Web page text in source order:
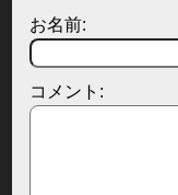
お名前:
コメント: